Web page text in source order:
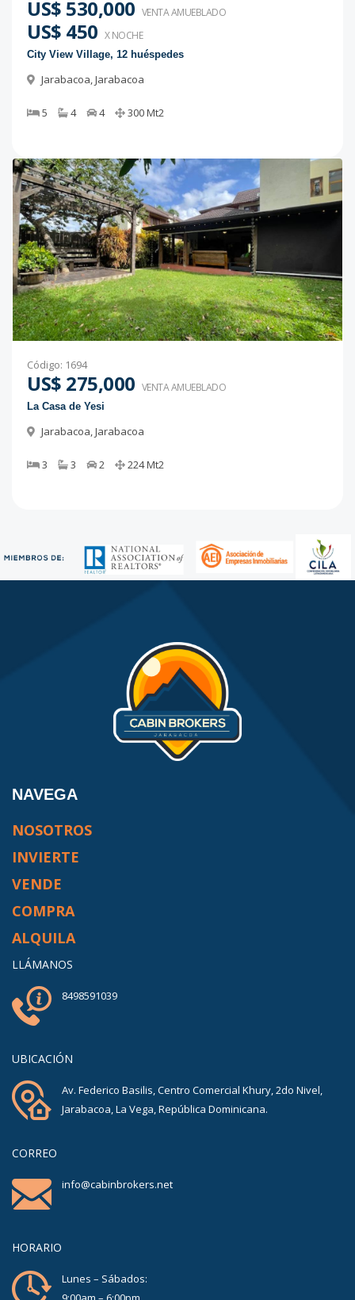
US$ 530,000 VENTA AMUEBLADO
US$ 450 X NOCHE
City View Village, 12 huéspedes
Jarabacoa,Jarabacoa
5 4 4 300Mt2
Código: 1694
US$ 275,000 VENTA AMUEBLADO
La Casa de Yesi
Jarabacoa,Jarabacoa
3 3 2 224Mt2
NAVEGA
NOSOTROS
INVIERTE
VENDE
COMPRA
ALQUILA
LLÁMANOS
8498591039
UBICACIÓN
Av. Federico Basilis, Centro Comercial Khury, 2do Nivel,
Jarabacoa, La Vega, República Dominicana.
CORREO
info@cabinbrokers.net
HORARIO
Lunes – Sábados: